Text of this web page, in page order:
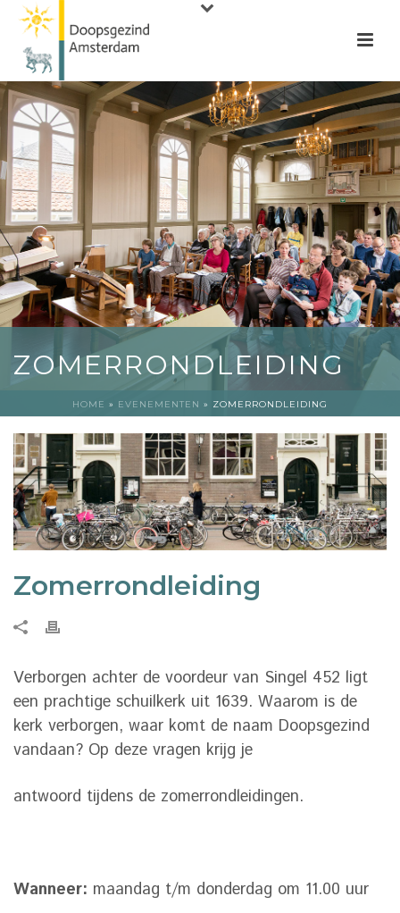
ZOMERRONDLEIDING
HOME » EVENEMENTEN » ZOMERRONDLEIDING
Zomerrondleiding
Verborgen achter de voordeur van Singel 452 ligt
een prachtige schuilkerk uit 1639. Waarom is de
kerk verborgen, waar komt de naam Doopsgezind
vandaan? Op deze vragen krijg je
antwoord tijdens de zomerrondleidingen.
Wanneer: maandag t/m donderdag om 11.00 uur